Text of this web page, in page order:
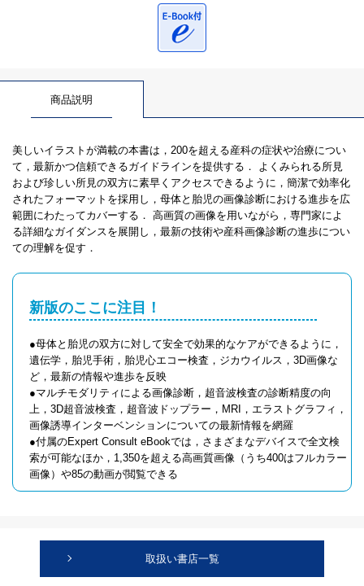
商品説明
美しいイラストが満載の本書は，200を超える産科の症状や治療につい
て，最新かつ信頼できるガイドラインを提供する． よくみられる所見
および珍しい所見の双方に素早くアクセスできるように，簡潔で効率化
されたフォーマットを採用し，母体と胎児の画像診断における進歩を広
範囲にわたってカバーする． 高画質の画像を用いながら，専門家によ
る詳細なガイダンスを展開し，最新の技術や産科画像診断の進歩につい
ての理解を促す．
新版のここに注目！
●母体と胎児の双方に対して安全で効果的なケアができるように，
遺伝学，胎児手術，胎児心エコー検査，ジカウイルス，3D画像な
ど，最新の情報や進歩を反映
●マルチモダリティによる画像診断，超音波検査の診断精度の向
上，3D超音波検査，超音波ドップラー，MRI，エラストグラフィ，
画像誘導インターベンションについての最新情報を網羅
●付属のExpert Consult eBookでは，さまざまなデバイスで全文検
索が可能なほか，1,350を超える高画質画像（うち400はフルカラー
画像）や85の動画が閲覧できる
取扱い書店一覧